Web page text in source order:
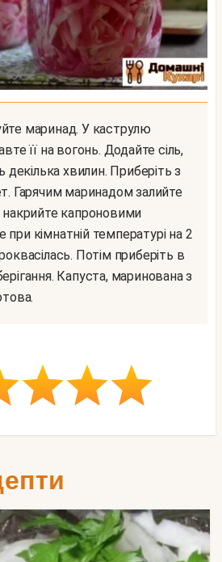
її на вогонь. Додайте сіль,
декілька хвилин. Приберіть з
Гарячим маринадом залийте
накрийте капроновими
кімнатній температурі на 2
Потім приберіть в
Капуста, маринована з